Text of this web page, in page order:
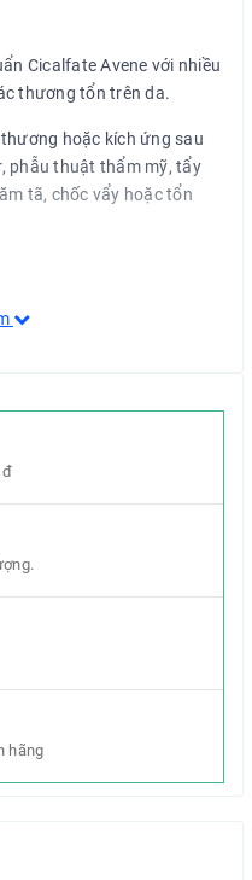
Cicalfate Avene với nhiều
thương tổn trên da.
hoặc kích ứng sau
phẫu thuật thẩm mỹ, tẩy
tã, chốc vẩy hoặc tổn
trình sửa chữa biểu bì,
tổn thương.
lớp biểu bì mỏng manh.
khi làm sạch 2 lần/ngày.
ướt và rỉ dịch.
đ
hãng